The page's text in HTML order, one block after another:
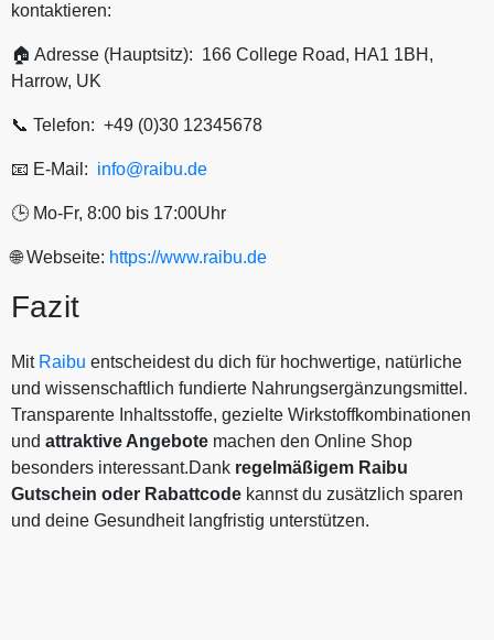
kontaktieren:
🏠 Adresse (Hauptsitz): 166 College Road, HA1 1BH,
Harrow, UK
📞 Telefon: +49 (0)30 12345678
📧 E-Mail: info@raibu.de
🕒 Mo-Fr, 8:00 bis 17:00Uhr
🌐 Webseite: https://www.raibu.de
Fazit
Mit Raibu entscheidest du dich für hochwertige, natürliche
und wissenschaftlich fundierte Nahrungsergänzungsmittel.
Transparente Inhaltsstoffe, gezielte Wirkstoffkombinationen
und attraktive Angebote machen den Online Shop
besonders interessant.Dank regelmäßigem Raibu
Gutschein oder Rabattcode kannst du zusätzlich sparen
und deine Gesundheit langfristig unterstützen.